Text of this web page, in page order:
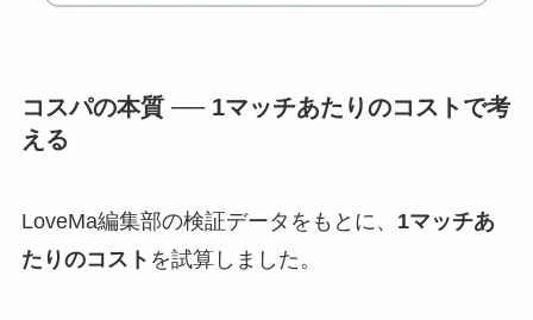
コスパの本質 ── 1マッチあたりのコストで考
える
LoveMa編集部の検証データをもとに、 1マッチあ
たりのコスト を試算しました。